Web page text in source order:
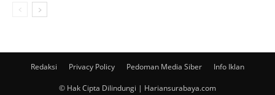
Redaksi Privacy Policy Pedoman Media Siber Info Iklan
© Hak Cipta Dilindungi | Hariansurabaya.com